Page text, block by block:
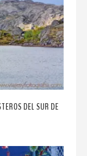
DEL SUR DE